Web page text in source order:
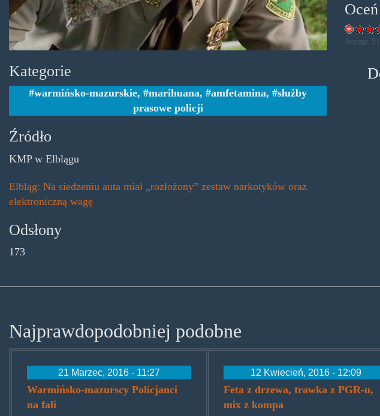
Kategorie
warmińsko-mazurskie, marihuana, amfetamina,
służby
prasowe policji
Źródło
KMP w Elblągu
Elbląg: Na siedzeniu auta miał „rozłożony” zestaw narkotyków oraz
elektroniczną wagę
Odsłony
173
Average: 5 (
Najprawdopodobniej podobne
21 Marzec, 2016 - 11:27
Warmińsko-mazurscy Policjanci
na fali
12 Kwiecień, 2016 - 12:09
Feta z drzewa, trawka z PGR-u,
mix z kompa